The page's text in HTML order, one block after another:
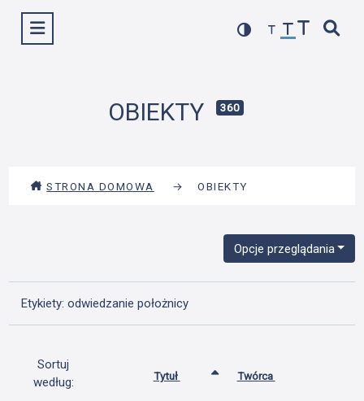
Wyświetl menu
OBIEKTY 360
STRONA DOMOWA → OBIEKTY
Opcje przeglądania
Etykiety: odwiedzanie położnicy
Sortuj
według:
Tytuł Twórca